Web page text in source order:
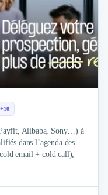
+10
Alibaba, Sony…) à
dans l’agenda des
email + cold call),